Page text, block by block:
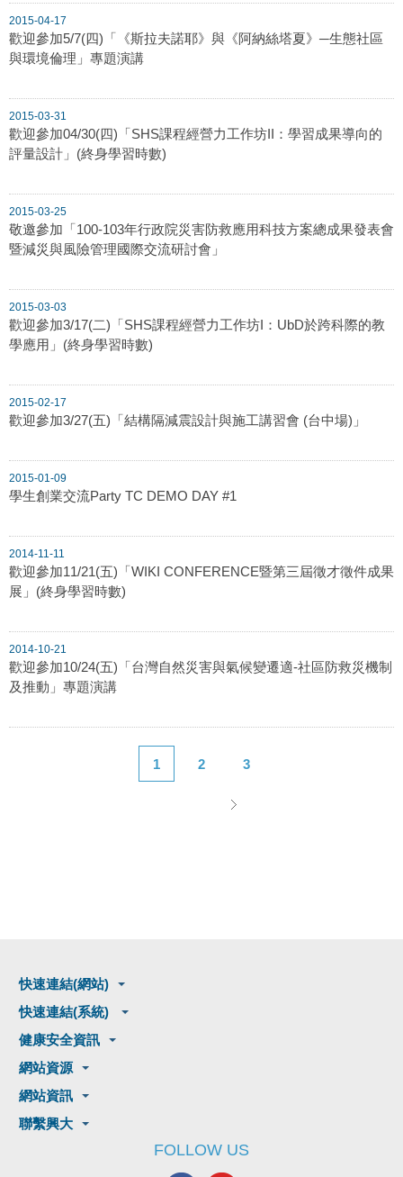
2015-04-17
歡迎參加5/7(四)「《斯拉夫諾耶》與《阿納絲塔夏》─生態社區
與環境倫理」專題演講
2015-03-31
歡迎參加04/30(四)「SHS課程經營力工作坊II：學習成果導向的
評量設計」(終身學習時數)
2015-03-25
敬邀參加「100-103年行政院災害防救應用科技方案總成果發表會
暨減災與風險管理國際交流研討會」
2015-03-03
歡迎參加3/17(二)「SHS課程經營力工作坊I：UbD於跨科際的教
學應用」(終身學習時數)
2015-02-17
歡迎參加3/27(五)「結構隔減震設計與施工講習會 (台中場)」
2015-01-09
學生創業交流Party TC DEMO DAY #1
2014-11-11
歡迎參加11/21(五)「WIKI CONFERENCE暨第三屆徵才徵件成果
展」(終身學習時數)
2014-10-21
歡迎參加10/24(五)「台灣自然災害與氣候變遷適-社區防救災機制
及推動」專題演講
1 2 3
快速連結(網站)
快速連結(系統)
健康安全資訊
網站資源
網站資訊
聯繫興大
FOLLOW US